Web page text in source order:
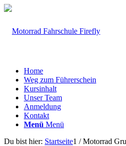
Home
Weg zum Führerschein
Kursinhalt
Unser Team
Anmeldung
Kontakt
Menü Menü
Du bist hier: Startseite1 / Motorrad